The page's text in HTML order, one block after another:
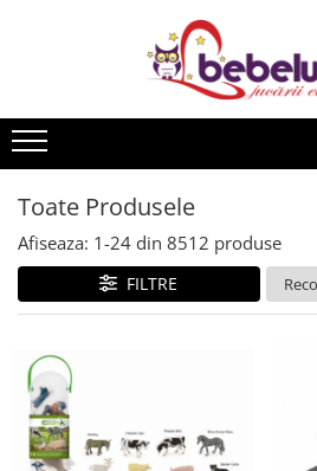
Toate Produsele
Jucarii pe varste
Jucarii educative
Jucarii magnetice
Cuburi de construit
Seturi Experimente pentru copii
Organele Corpului Uman
Roboti de jucarie
Jucarii Creativitate
Lucru manual copii
Toate Produsele
Afiseaza: 1-24 din 8512 produse
FILTRE